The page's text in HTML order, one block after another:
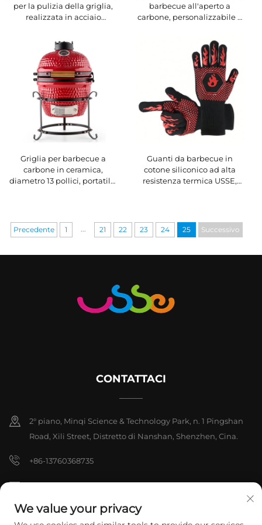
per la pulizia della griglia,
realizzata in acciaio
plastica, riutilizzabile e
durevole, adatta per
barbecue e forni
barbecue all'aperto a
carbone, personalizzabile e
accessori completi per
griglia barbecue, utensili
resistenti e riutilizzabili,
forchette per barbecue
Griglia per barbecue a
carbone in ceramica,
diametro 13 pollici, portatile,
per fiamma con comando al
tocco
Guanti da barbecue in
cotone siliconico ad alta
resistenza termica USSE,
Precedente 1 ... 21 22 23 24 25 Successivo
CONTATTACI
2° piano, Minqi Science & Technology Park, n. 1 Pingshan
Road, Xili Street, Distretto di Nanshan, Shenzhen, Cina.
+86-13760368735
We value your privacy